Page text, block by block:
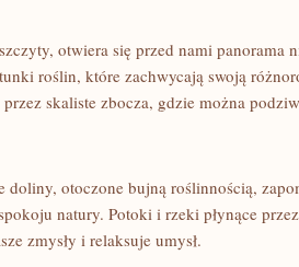
otwiera ⁣się przed nami ⁤panorama
roślin, które zachwycają ⁤swoją
skaliste zbocza,⁢ gdzie⁣ można
doliny, ⁤otoczone bujną roślinnością,
natury. Potoki i rzeki płynące
zmysły i relaksuje umysł.